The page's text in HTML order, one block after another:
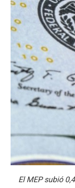
El MEP subió